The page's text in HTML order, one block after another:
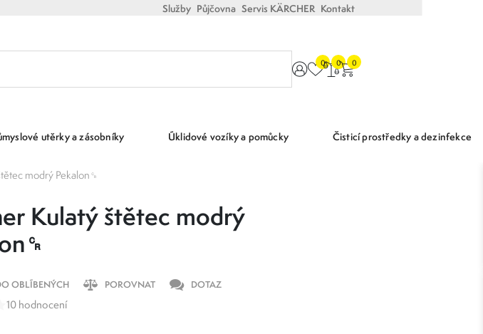
Služby Půjčovna Servis KÄRCHER Kontakt
0 0 0
utěrky a zásobníky Úklidové vozíky a pomůcky Čisticí prostředky a dezinfekce
modrý Pekalon␍
Kulatý štětec modrý
OBLÍBENÝCH POROVNAT DOTAZ
10 hodnocení